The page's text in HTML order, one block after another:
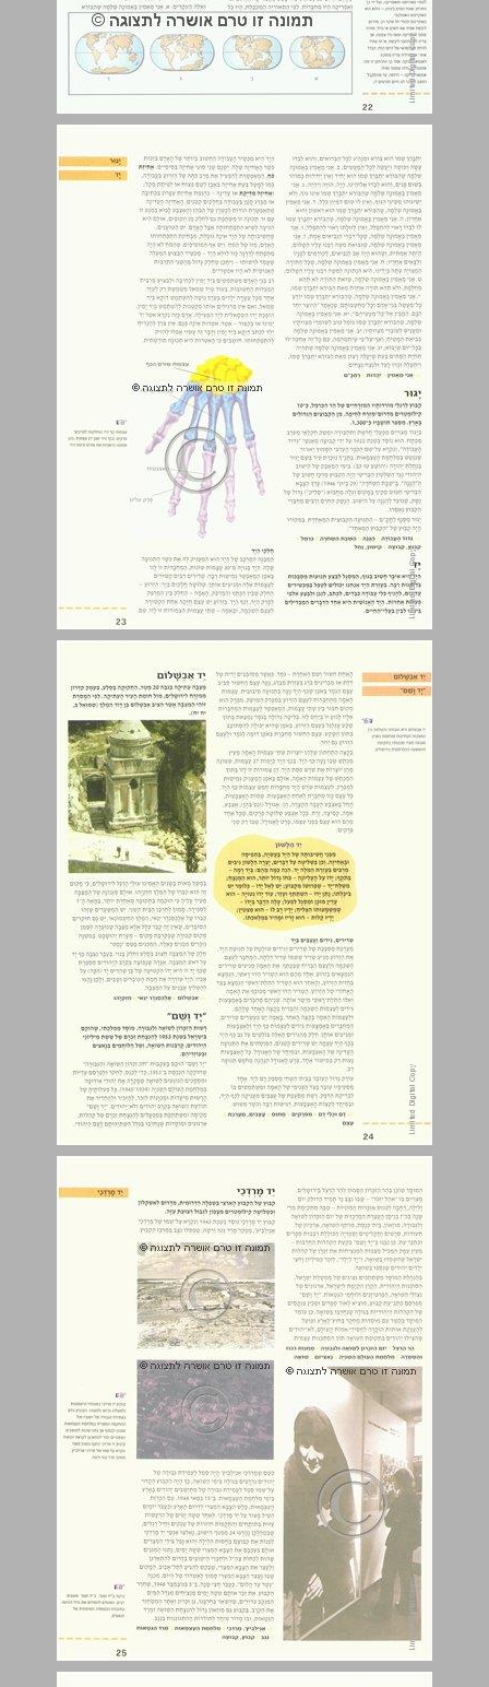
יגור ... 23
יד אבשלום ... 24
יד מרדכי ... 25
ידיד החולות ... 26